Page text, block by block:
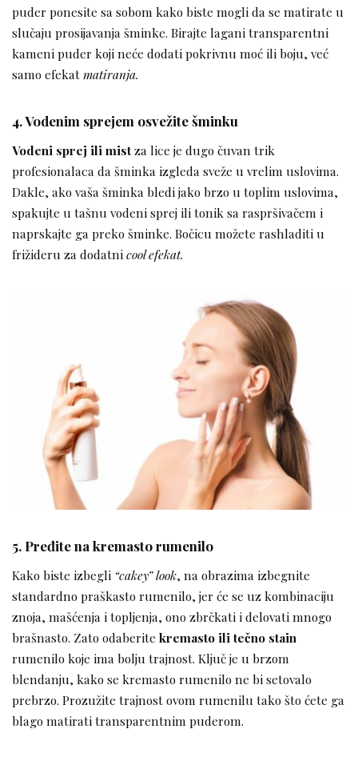
puder ponesite sa sobom kako biste mogli da se matirate u
slučaju prosijavanja šminke. Birajte lagani transparentni
kameni puder koji neće dodati pokrivnu moć ili boju, već
samo efekatmatiranja.
4. Vodenim sprejem osvežite šminku
Vodeni sprej ili mistza lice je dugo čuvan trik
profesionalaca da šminka izgleda sveže u vrelim uslovima.
Dakle, ako vaša šminka bledi jako brzo u toplim uslovima,
spakujte u tašnu vodeni sprej ili tonik sa raspršivačem i
naprskajte ga preko šminke. Bočicu možete rashladiti u
frižideru za dodatnicool efekat.
5. Pređite na kremasto rumenilo
Kako biste izbegli “cakey” look, na obrazima izbegnite
standardno praškasto rumenilo, jer će se uz kombinaciju
znoja, mašćenja i topljenja, ono zbrčkati i delovati mnogo
brašnasto. Zato odaberite kremasto ili tečno stain
rumenilo koje ima bolju trajnost. Ključ je u brzom
blendanju, kako se kremasto rumenilo ne bi setovalo
prebrzo. Prozužite trajnost ovom rumenilu tako što ćete ga
blago matirati transparentnim puderom.